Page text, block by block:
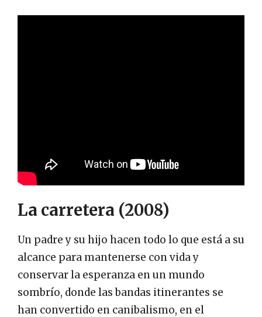
La carretera (2008)
Un padre y su hijo hacen todo lo que está a su
alcance para mantenerse con vida y
conservar la esperanza en un mundo
sombrío, donde las bandas itinerantes se
han convertido en canibalismo, en el